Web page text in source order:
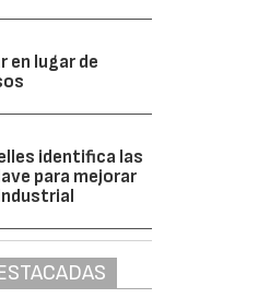
en lugar de
identifica las
para mejorar